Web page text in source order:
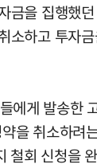
금을 집행했
소하고 투자
에게 발송한
을 취소하려
철회 신청을